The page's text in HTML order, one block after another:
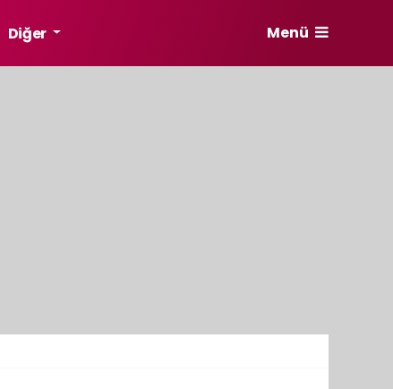
Diğer Menü